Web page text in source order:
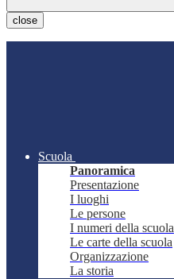
close
Scuola
Panoramica
Presentazione
I luoghi
Le persone
I numeri della scuola
Le carte della scuola
Organizzazione
La storia